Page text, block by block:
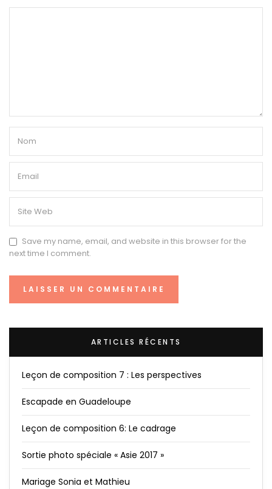
Save my name, email, and website in this browser for the
next time I comment.
ARTICLES RÉCENTS
Leçon de composition 7 : Les perspectives
Escapade en Guadeloupe
Leçon de composition 6: Le cadrage
Sortie photo spéciale « Asie 2017 »
Mariage Sonia et Mathieu